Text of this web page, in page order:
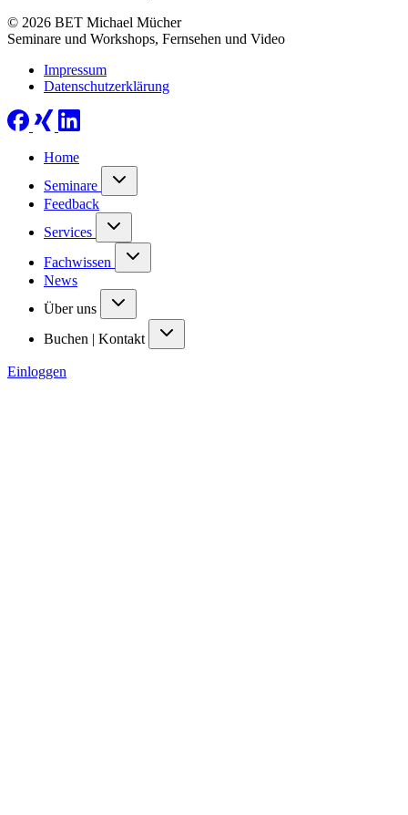
© 2026 BET Michael Mücher
Seminare und Workshops, Fernsehen und Video
Impressum
Datenschutzerklärung
Home
Seminare
Feedback
Services
Fachwissen
News
Über uns
Buchen | Kontakt
Einloggen